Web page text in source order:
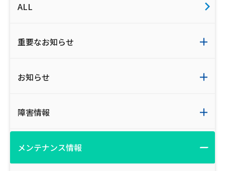
ALL
重要なお知らせ
お知らせ
障害情報
メンテナンス情報